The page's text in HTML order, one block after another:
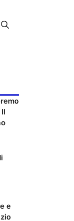
e